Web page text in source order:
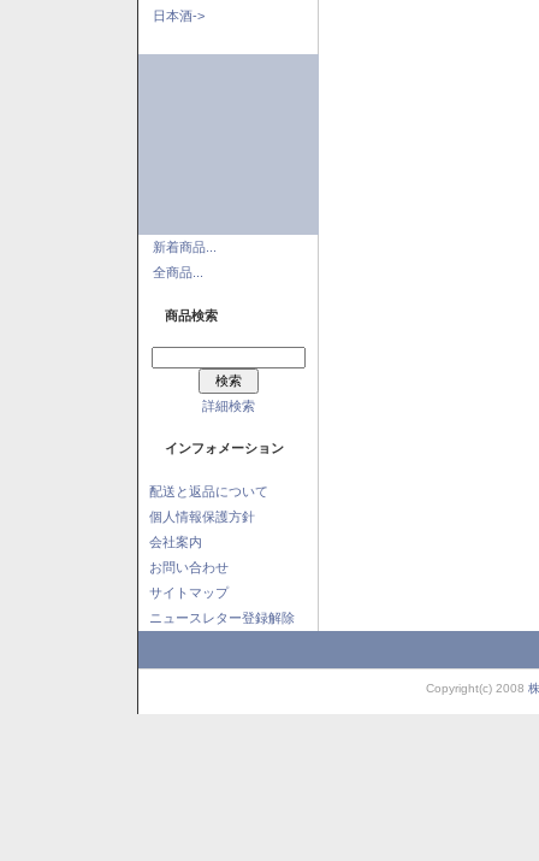
日本酒->
新着商品...
全商品...
商品検索
詳細検索
インフォメーション
配送と返品について
個人情報保護方針
会社案内
お問い合わせ
サイトマップ
ニュースレター登録解除
Copyright(c) 2008